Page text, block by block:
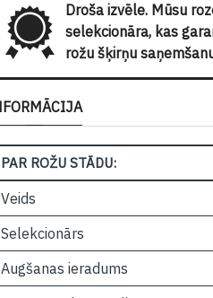
Droša izvēle. Mūsu
selekcionāra, kas
rožu šķirņu
PAR ROŽU STĀDU:
Veids
Selekcionārs
Augšanas ieradums